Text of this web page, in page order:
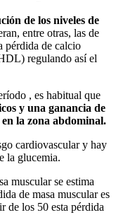
de los niveles de
entre otras, las de
pérdida de calcio
regulando así el
, es habitual que
y una ganancia de
en la zona abdominal.
cardiovascular y hay
la glucemia.
muscular se estima
de masa muscular es
de los 50 esta pérdida